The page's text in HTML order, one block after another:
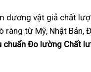
dương vật giả chất
ràng từ Mỹ, Nhật
chuẩn Đo lường Chất